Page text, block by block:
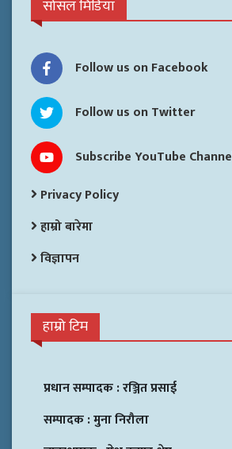
सोसल मिडिया
Follow us on Facebook
Follow us on Twitter
Subscribe YouTube
Privacy Policy
हाम्रो बारेमा
विज्ञापन
हाम्रो टिम
प्रधान सम्पादक :रञ्जित प्रसाई
सम्पादक :मुना निरौला